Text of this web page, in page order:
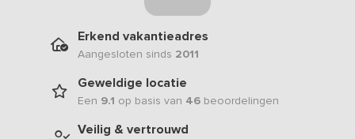
Erkend vakantieadres
Aangesloten sinds 2011
Geweldige locatie
Een 9.1 op basis van 46 beoordelingen
Veilig & vertrouwd